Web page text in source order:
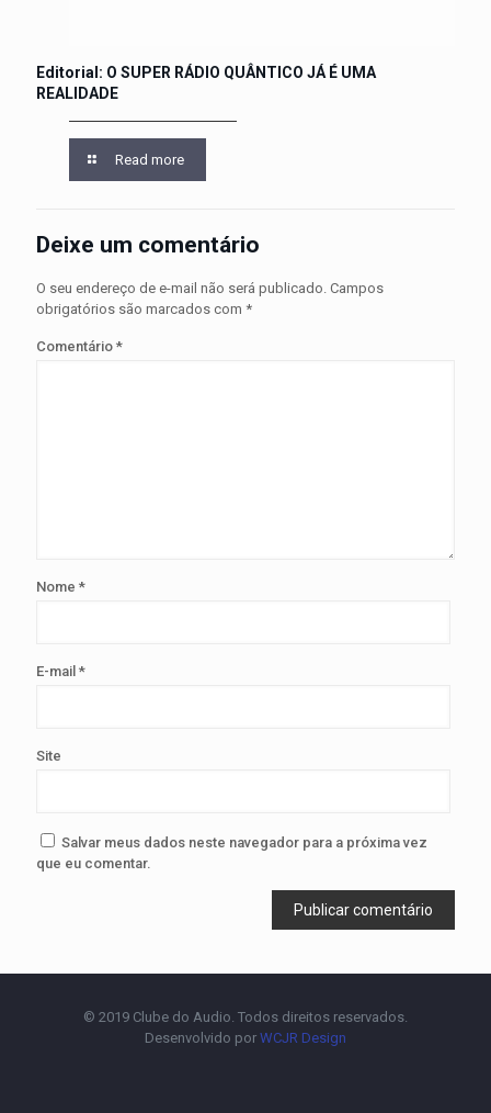
Editorial: O SUPER RÁDIO QUÂNTICO JÁ É UMA
REALIDADE
Read more
Deixe um comentário
O seu endereço de e-mail não será publicado. Campos
obrigatórios são marcados com *
Comentário *
Nome *
E-mail *
Site
Salvar meus dados neste navegador para a próxima vez
que eu comentar.
© 2019 Clube do Audio. Todos direitos reservados.
Desenvolvido por WCJR Design